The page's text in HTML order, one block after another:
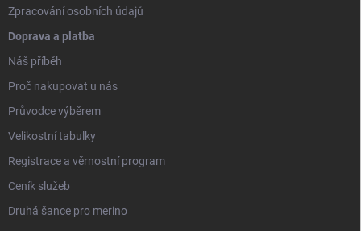
Zpracování osobních údajů
Doprava a platba
Náš příběh
Proč nakupovat u nás
Průvodce výběrem
Velikostní tabulky
Registrace a věrnostní program
Ceník služeb
Druhá šance pro merino